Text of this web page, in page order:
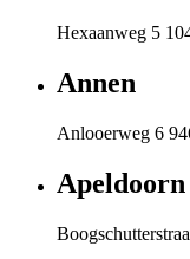
Hexaanweg 5
Annen
Anlooerweg 6
Apeldoorn